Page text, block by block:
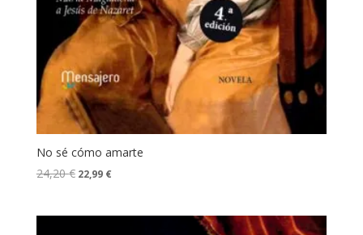
No sé cómo amarte
24,20€ 22,99 €